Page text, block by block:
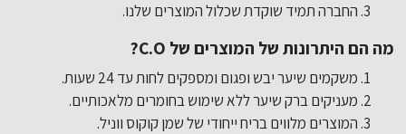
החברה תמיד שוקדת שכלול המוצרים שלנו.
מה הם היתרונות של המוצרים של C.O?
משקמים שיער יבש ופגום ומספקים לחות עד 24 שעות.
מעניקים ברק שיער ללא שימוש בחומרים מלאכותיים.
המוצרים מלווים בריח ייחודי של שמן קוקוס ווניל.